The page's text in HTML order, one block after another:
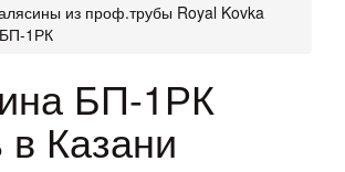
из проф.трубы Royal Kovka
1РК
БП-1РК
в Казани